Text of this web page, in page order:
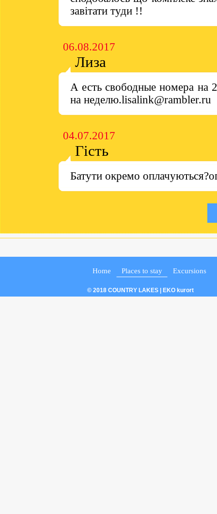
завітати туди !!
06.08.2017
Лиза
А есть свободные номера на
на неделю.lisalink@rambler.ru
04.07.2017
Гість
Батути окремо
Home Places to stay Excursions
© 2018 COUNTRY LAKES | EKO kurort